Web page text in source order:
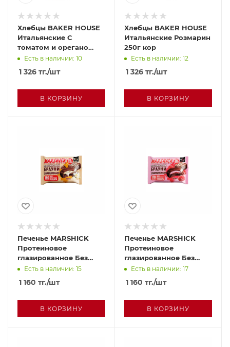
Хлебцы BAKER HOUSE
Итальянские С
томатом и орегано
250г кор
Есть в наличии: 10
1 326 тг./шт
В КОРЗИНУ
Хлебцы BAKER HOUSE
Итальянские Розмарин
250г кор
Есть в наличии: 12
1 326 тг./шт
В КОРЗИНУ
Печенье MARSHICK
Протеиновое
глазированное Без
сахара Со вкусом
ванили 53г
Есть в наличии: 15
1 160 тг./шт
В КОРЗИНУ
Печенье MARSHICK
Протеиновое
глазированное Без
сахара С малиной 53г
Есть в наличии: 17
1 160 тг./шт
В КОРЗИНУ